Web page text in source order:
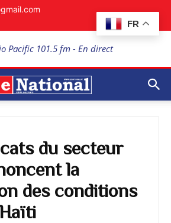
FR
Pacific 101.5 fm - En direct
du secteur
la
des conditions